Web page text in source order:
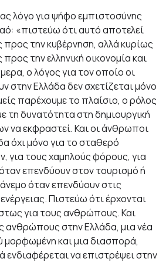
λόγο για ψήφο εμπιστοσύνης
«πιστεύω ότι αυτό αποτελεί
την κυβέρνηση, αλλά κυρίως
την ελληνική οικονομία και
ο λόγος για τον οποίο οι
στην Ελλάδα δεν σχετίζεται μόνο
παρέχουμε το πλαίσιο, ο ρόλος
τη δυνατότητα στη δημιουργική
να εκφραστεί. Και οι άνθρωποι
όχι μόνο για το σταθερό
για τους χαμηλούς φόρους, για
επενδύουν στον τουρισμό ή
όταν επενδύουν στις
Πιστεύω ότι έρχονται
για τους ανθρώπους. Και
ανθρώπους στην Ελλάδα, μια νέα
μορφωμένη και μια διασπορά,
να επιστρέψει στην